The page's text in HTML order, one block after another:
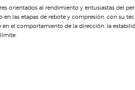
orientados al rendimiento y entusiastas del
las etapas de rebote y compresión, con su
el comportamiento de la dirección, la